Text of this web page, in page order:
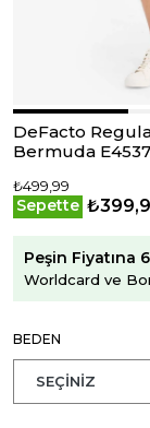
DeFacto
Bermuda
₺499,99
Sepette
Peşin Fiyatına
Worldcard ve
BEDEN